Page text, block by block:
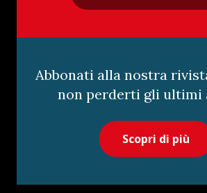
Abbonati alla nostra
non perderti gli ultimi
Scopri di più